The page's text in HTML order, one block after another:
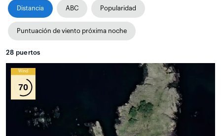
Distancia ABC Popularidad
Puntuación de viento próxima noche
28 puertos
Wind
70